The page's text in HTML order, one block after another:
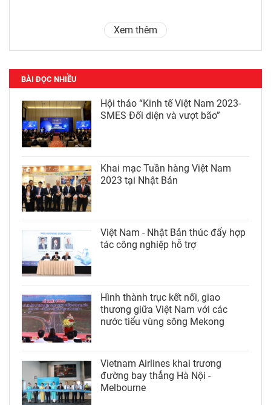
Xem thêm
BÀI ĐỌC NHIỀU
Hội thảo “Kinh tế Việt Nam 2023-
SMES Đối diện và vượt bão”
Khai mạc Tuần hàng Việt Nam
2023 tại Nhật Bản
Việt Nam - Nhật Bản thúc đẩy hợp
tác công nghiệp hỗ trợ
Hình thành trục kết nối, giao
thương giữa Việt Nam với các
nước tiểu vùng sông Mekong
Vietnam Airlines khai trương
đường bay thẳng Hà Nội -
Melbourne